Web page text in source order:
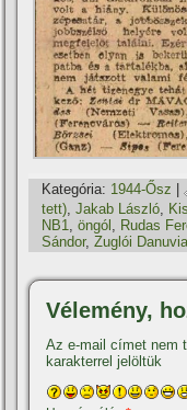
Kategória: 1944-Ősz |
tett),Jakab László,
NB1,öngól , Rudas
Sándor,Zuglói
Vélemény,
Az e-mail címet nem
karakterrel jelöltük